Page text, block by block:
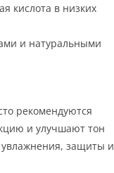
кислота в низких
и натуральными
рекомендуются
и улучшают тон
увлажнения, защиты и